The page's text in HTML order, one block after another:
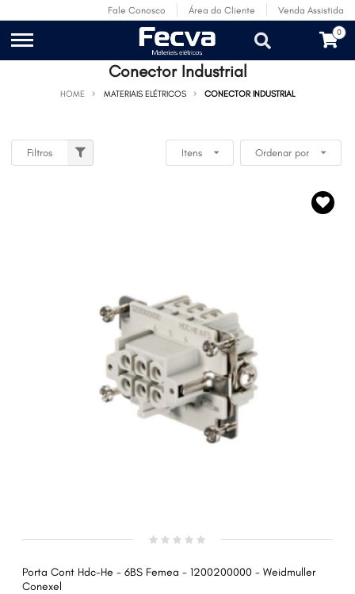
Fale Conosco Área do Cliente Venda Assistida
0
Conector Industrial
HOME MATERIAIS ELÉTRICOS CONECTOR INDUSTRIAL
Filtros Itens Ordenar por
Porta Cont Hdc-He - 6BS Femea - 1200200000 - Weidmuller
Conexel